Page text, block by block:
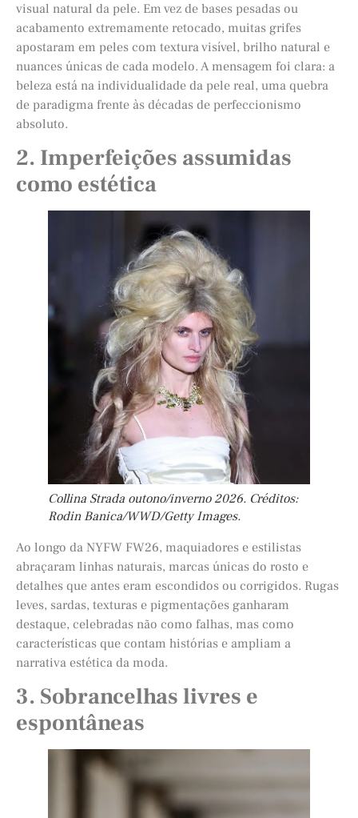
visual natural da pele. Em vez de bases pesadas ou
acabamento extremamente retocado, muitas grifes
apostaram em peles com textura visível, brilho natural e
nuances únicas de cada modelo. A mensagem foi clara: a
beleza está na individualidade da pele real, uma quebra
de paradigma frente às décadas de perfeccionismo
absoluto.
2. Imperfeições assumidas
como estética
Collina Strada outono/inverno 2026. Créditos:
Rodin Banica/WWD/Getty Images.
Ao longo da NYFW FW26, maquiadores e estilistas
abraçaram linhas naturais, marcas únicas do rosto e
detalhes que antes eram escondidos ou corrigidos. Rugas
leves, sardas, texturas e pigmentações ganharam
destaque, celebradas não como falhas, mas como
características que contam histórias e ampliam a
narrativa estética da moda.
3. Sobrancelhas livres e
espontâneas